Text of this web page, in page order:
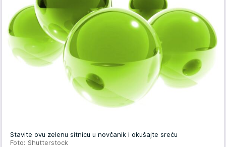
Stavite ovu zelenu sitnicu u novčanik i okušajte sreću
Foto: Shutterstock